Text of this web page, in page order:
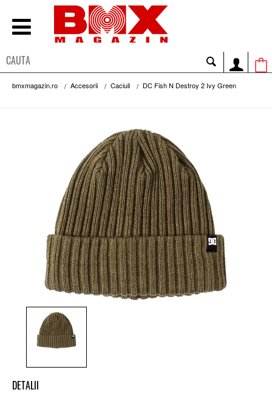
bmxmagazin.ro Accesorii Caciuli DC Fish N Destroy 2 Ivy Green
DETALII